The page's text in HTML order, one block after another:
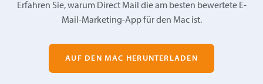
Erfahren Sie, warum Direct Mail die am besten bewertete E-
Mail-Marketing-App für den Mac ist.
AUF DEN MAC HERUNTERLADEN